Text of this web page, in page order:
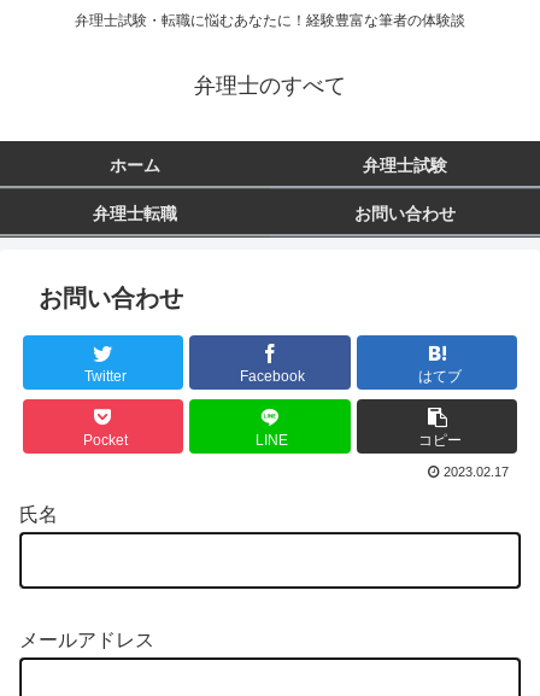
弁理士試験・転職に悩むあなたに！経験豊富な筆者の体験談
弁理士のすべて
ホーム 弁理士試験
弁理士転職 お問い合わせ
お問い合わせ
Twitter Facebook はてブ
Pocket LINE コピー
2023.02.17
氏名
メールアドレス